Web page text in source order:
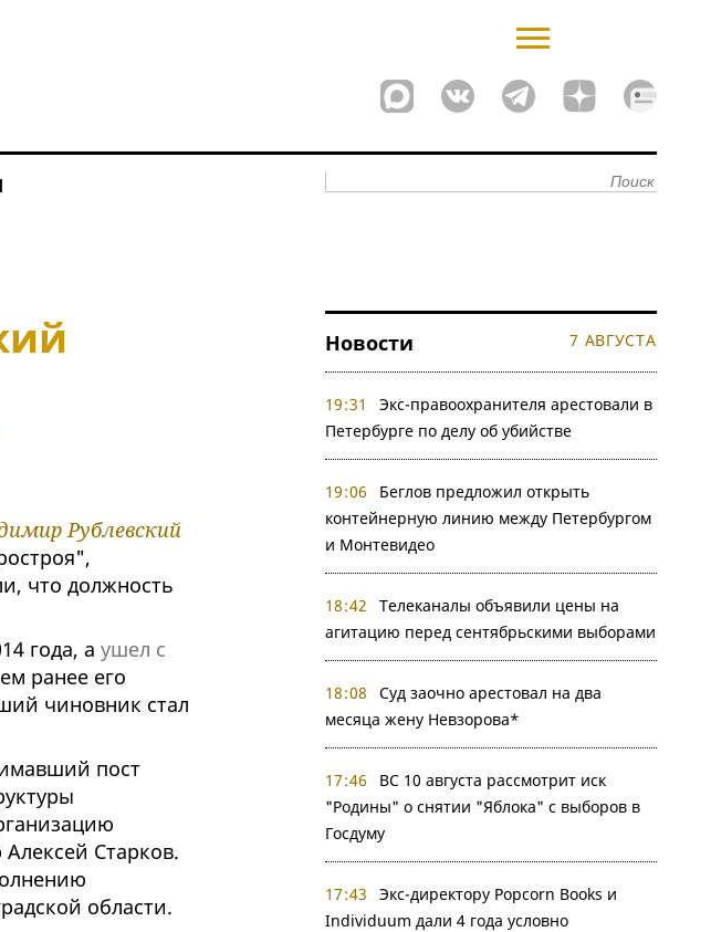
Рублевский
что должность
года, а ушел с
ранее его
чиновник стал
пост
Старков.
области.
Новости 7 АВГУСТА
19:31
Экс-правоохранителя арестовали в
Петербурге по делу об убийстве
19:06
Беглов предложил открыть
контейнерную линию между Петербургом
и Монтевидео
18:42
Телеканалы объявили цены на
агитацию перед сентябрьскими выборами
18:08
Суд заочно арестовал на два
месяца жену Невзорова*
17:46
ВС 10 августа рассмотрит иск
"Родины" о снятии "Яблока" с выборов в
Госдуму
17:43
Экс-директору Popcorn Books и
Individuum дали 4 года условно